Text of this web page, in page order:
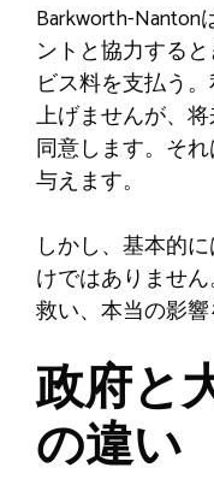
Barkworth-
ントと協力する
ビス料を支払う
上げませんが、
同意します。そ
与えます。
しかし、基本的
けではありませ
救い、本当の影
政府と
の違い